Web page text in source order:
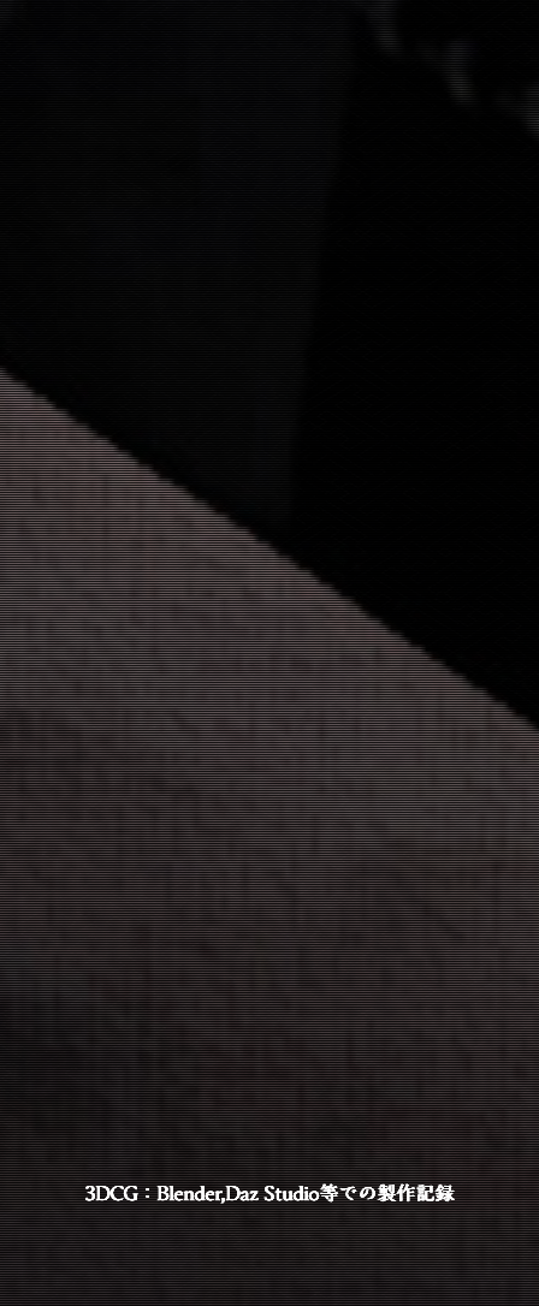
3DCG：Blender,Daz Studio等での製作記録